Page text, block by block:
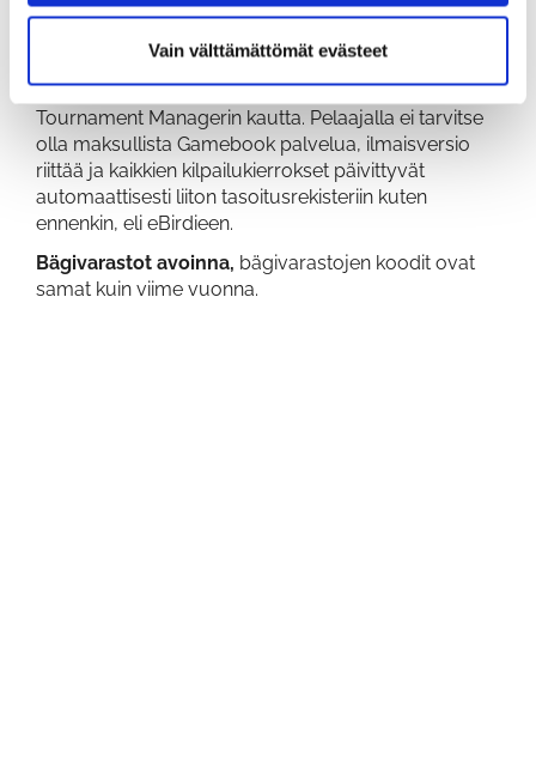
Vain välttämättömät evästeet
valmistuvan toukokuussa.
Kilpailut pelataan edelleen GolfGamebookin
Tournament Managerin kautta. Pelaajalla ei tarvitse
olla maksullista Gamebook palvelua, ilmaisversio
riittää ja kaikkien kilpailukierrokset päivittyvät
automaattisesti liiton tasoitusrekisteriin kuten
ennenkin, eli eBirdieen.
Bägivarastot avoinna, bägivarastojen koodit ovat
samat kuin viime vuonna.